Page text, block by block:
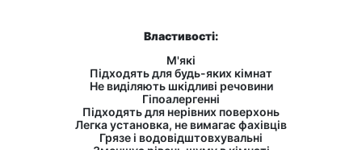
Властивості:
М'які
Підходять для будь-яких кімнат
Не виділяють шкідливі речовини
Гіпоалергенні
Підходять для нерівних поверхонь
Легка установка, не вимагає фахівців
Грязе і водовідштовхувальні